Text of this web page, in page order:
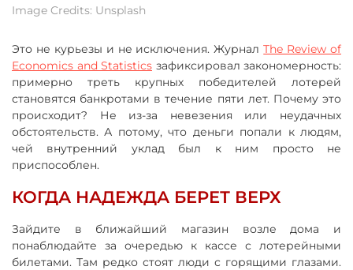
Image Credits: Unsplash
Это не курьезы и не исключения. ЖурналThe Review of
Economics and Statistics зафиксировал закономерность:
примерно треть крупных победителей лотерей
становятся банкротами в течение пяти лет. Почему это
происходит? Не из-за невезения или неудачных
обстоятельств. А потому, что деньги попали к людям,
чей внутренний уклад был к ним просто не
приспособлен.
КОГДА НАДЕЖДА БЕРЕТ ВЕРХ
Зайдите в ближайший магазин возле дома и
понаблюдайте за очередью к кассе с лотерейными
билетами. Там редко стоят люди с горящими глазами.